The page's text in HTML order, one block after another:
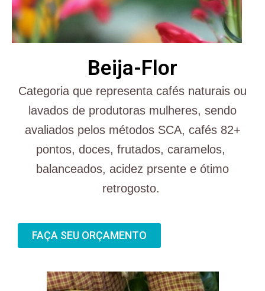
Beija-Flor
Categoria que representa cafés naturais ou
lavados de produtoras mulheres, sendo
avaliados pelos métodos SCA, cafés 82+
pontos, doces, frutados, caramelos,
balanceados, acidez prsente e ótimo
retrogosto.
FAÇA SEU ORÇAMENTO